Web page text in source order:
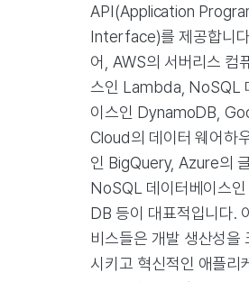
API(Application
Interface)를 제공합니
어, AWS의 서버리스 컴
스인 Lambda, NoSQL
이스인 DynamoDB,
Cloud의 데이터 웨어하
인 BigQuery, Azure의
NoSQL 데이터베이스
DB 등이 대표적입니다.
비스들은 개발 생산성을
시키고 혁신적인 애플리